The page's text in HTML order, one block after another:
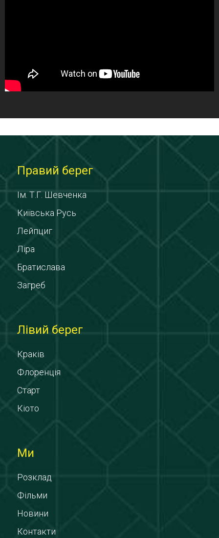
Правий берег
Ім. Т.Г. Шевченка
Київська Русь
Лейпциг
Ліра
Братислава
Загреб
Лівий берег
Краків
Флоренція
Старт
Кіото
Ми
Розклад
Фільми
Новини
Контакти